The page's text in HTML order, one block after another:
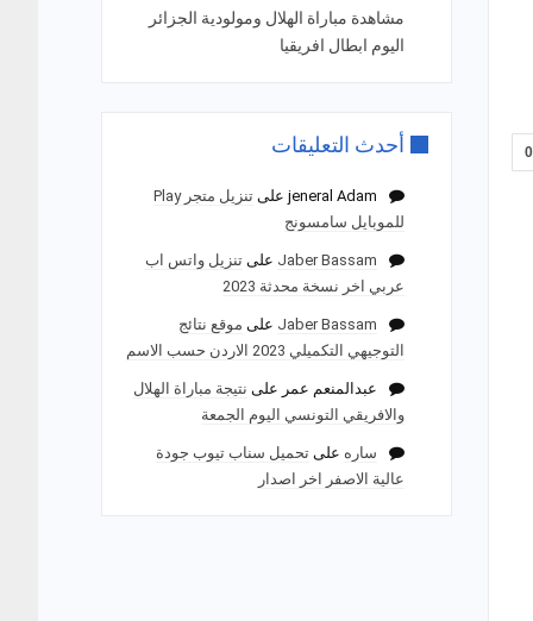
0
مشاهدة مباراة الهلال ومولودية الجزائر
اليوم ابطال افريقيا
أحدث التعليقات
jeneral Adamعلى
تنزيل متجر Play
للموبايل سامسونج
Jaber Bassam على تنزيل واتس اب
عربي اخر نسخة محدثة 2023
Jaber Bassam على موقع نتائج
التوجيهي التكميلي 2023 الاردن حسب الاسم
عبدالمنعم عمر على نتيجة مباراة الهلال
والافريقي التونسي اليوم الجمعة
ساره على تحميل سناب تيوب جودة
عالية الاصفر اخر اصدار